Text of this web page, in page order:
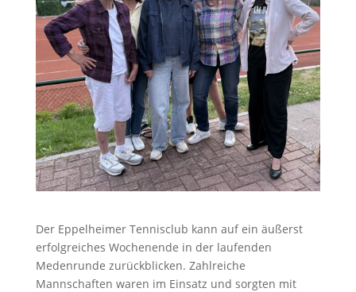
Der Eppelheimer Tennisclub kann auf ein äußerst
erfolgreiches Wochenende in der laufenden
Medenrunde zurückblicken. Zahlreiche
Mannschaften waren im Einsatz und sorgten mit